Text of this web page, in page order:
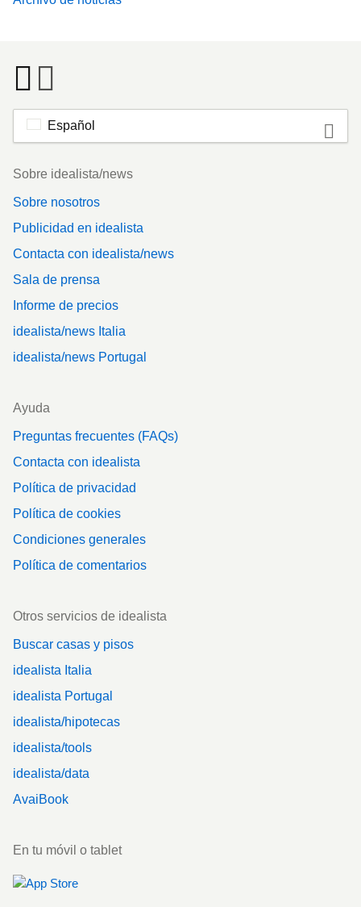
Español
Footer
Sobre idealista/news
Sobre nosotros
Publicidad en idealista
Contacta con idealista/news
Sala de prensa
Informe de precios
idealista/news Italia
idealista/news Portugal
Ayuda
Preguntas frecuentes (FAQs)
Contacta con idealista
Política de privacidad
Política de cookies
Condiciones generales
Política de comentarios
Otros servicios de idealista
Buscar casas y pisos
idealista Italia
idealista Portugal
idealista/hipotecas
idealista/tools
idealista/data
AvaiBook
En tu móvil o tablet